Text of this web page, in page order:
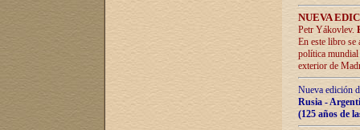
NUEVA
Petr Yákovlev.
En este libro se
política mundial
exterior de
Nueva edición
Rusia -
(125 años de